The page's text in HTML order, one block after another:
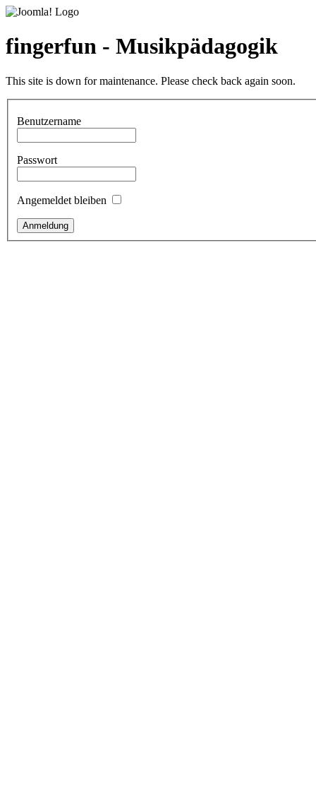
fingerfun - Musikpädagogik
This site is down for maintenance. Please check back again soon.
Benutzername
Passwort
Angemeldet bleiben